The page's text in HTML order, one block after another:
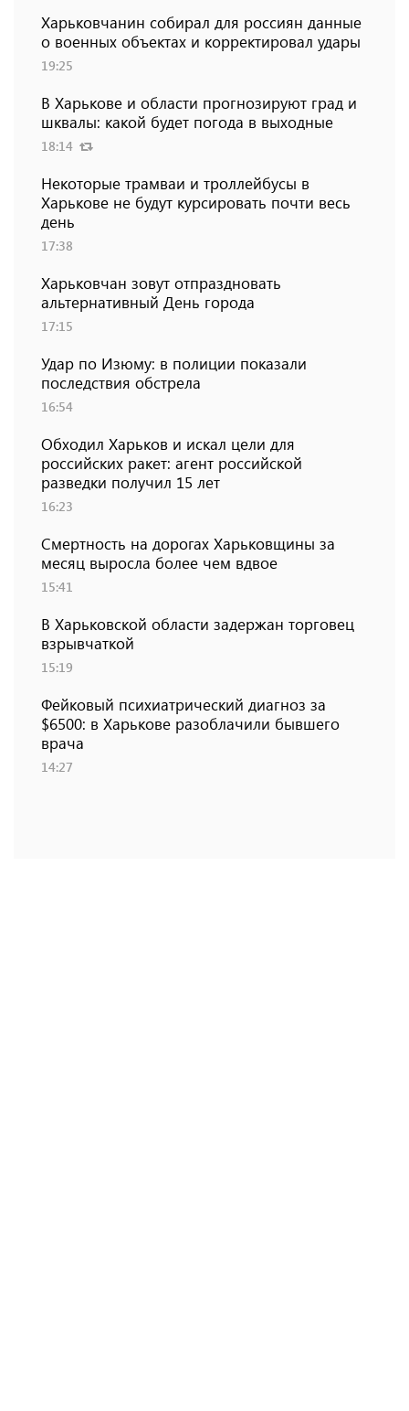
Харьковчанин собирал для россиян данные
о военных объектах и ​​корректировал удары
19:25
В Харькове и области прогнозируют град и
шквалы: какой будет погода в выходные
18:14
Некоторые трамваи и троллейбусы в
Харькове не будут курсировать почти весь
день
17:38
Харьковчан зовут отпраздновать
альтернативный День города
17:15
Удар по Изюму: в полиции показали
последствия обстрела
16:54
Обходил Харьков и искал цели для
российских ракет: агент российской
разведки получил 15 лет
16:23
Смертность на дорогах Харьковщины за
месяц выросла более чем вдвое
15:41
В Харьковской области задержан торговец
взрывчаткой
15:19
Фейковый психиатрический диагноз за
$6500: в Харькове разоблачили бывшего
врача
14:27